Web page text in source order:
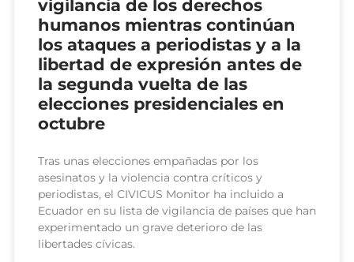
vigilancia de los derechos
humanos mientras continúan
los ataques a periodistas y a la
libertad de expresión antes de
la segunda vuelta de las
elecciones presidenciales en
octubre
Tras unas elecciones empañadas por los
asesinatos y la violencia contra críticos y
periodistas, el CIVICUS Monitor ha incluido a
Ecuador en su lista de vigilancia de países que han
experimentado un grave deterioro de las
libertades cívicas.